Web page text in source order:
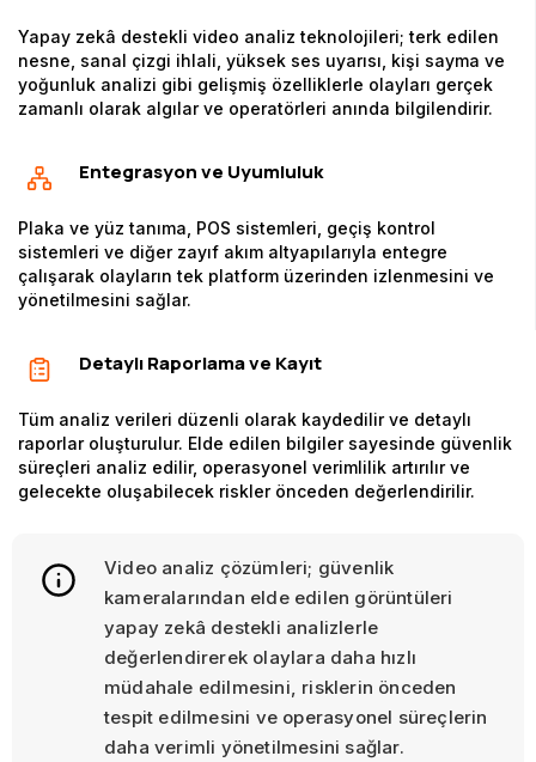
Yapay zekâ destekli video analiz teknolojileri; terk edilen
nesne, sanal çizgi ihlali, yüksek ses uyarısı, kişi sayma ve
yoğunluk analizi gibi gelişmiş özelliklerle olayları gerçek
zamanlı olarak algılar ve operatörleri anında bilgilendirir.
Entegrasyon ve Uyumluluk
Plaka ve yüz tanıma, POS sistemleri, geçiş kontrol
sistemleri ve diğer zayıf akım altyapılarıyla entegre
çalışarak olayların tek platform üzerinden izlenmesini ve
yönetilmesini sağlar.
Detaylı Raporlama ve Kayıt
Tüm analiz verileri düzenli olarak kaydedilir ve detaylı
raporlar oluşturulur. Elde edilen bilgiler sayesinde güvenlik
süreçleri analiz edilir, operasyonel verimlilik artırılır ve
gelecekte oluşabilecek riskler önceden değerlendirilir.
Video analiz çözümleri; güvenlik
kameralarından elde edilen görüntüleri
yapay zekâ destekli analizlerle
değerlendirerek olaylara daha hızlı
müdahale edilmesini, risklerin önceden
tespit edilmesini ve operasyonel süreçlerin
daha verimli yönetilmesini sağlar.